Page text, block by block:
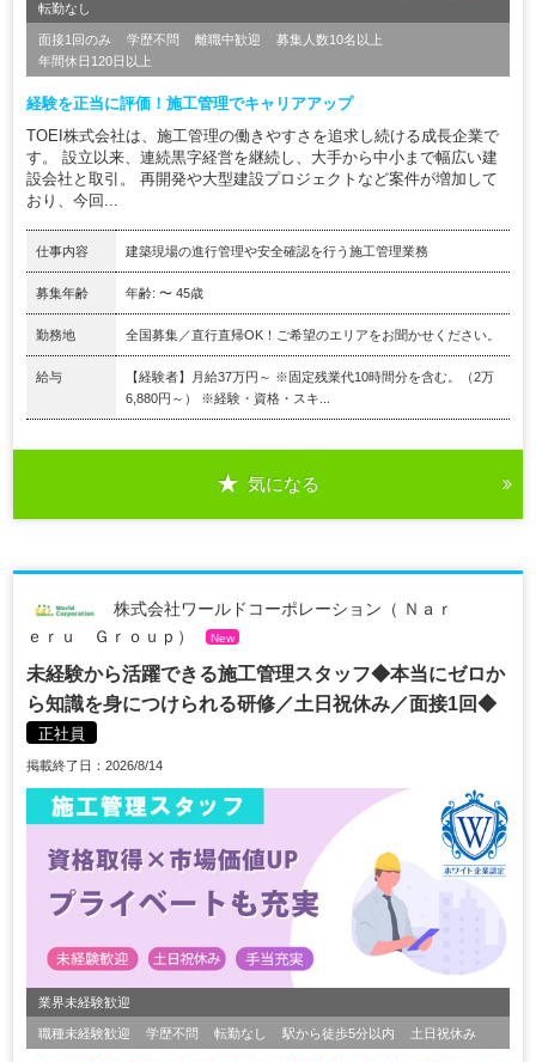
転勤なし
面接1回のみ 学歴不問 離職中歓迎
募集人数10名以上
年間休日120日以上
経験を正当に評価！施工管理でキャリアアップ
TOEI株式会社は、施工管理の働きやすさを追求し続ける成長企業で
す。 設立以来、連続黒字経営を継続し、大手から中小まで幅広い建
設会社と取引。 再開発や大型建設プロジェクトなど案件が増加して
おり、今回...
仕事内容 建築現場の進行管理や安全確認を行う施工管理業務
募集年齢 年齢: 〜 45歳
勤務地 全国募集／直行直帰OK！ご希望のエリアをお聞かせください。
給与
【経験者】月給37万円～ ※固定残業代10時間分を含む。（2万
6,880円～） ※経験・資格・スキ...
気になる
株式会社ワールドコーポレーション（ Ｎａｒ
ｅｒｕ Ｇｒｏｕｐ）
New
未経験から活躍できる施工管理スタッフ◆本当にゼロか
ら知識を身につけられる研修／土日祝休み／面接1回◆
正社員
掲載終了日：2026/8/14
業界未経験歓迎
職種未経験歓迎 学歴不問 転勤なし 駅から徒歩5分以内 土日祝休み